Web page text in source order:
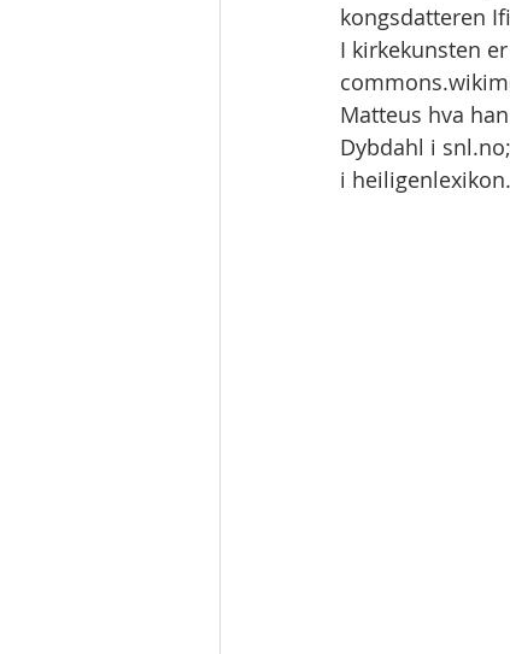
kongsdatteren
I kirkekunsten
Matteus hva
Dybdahl i
i